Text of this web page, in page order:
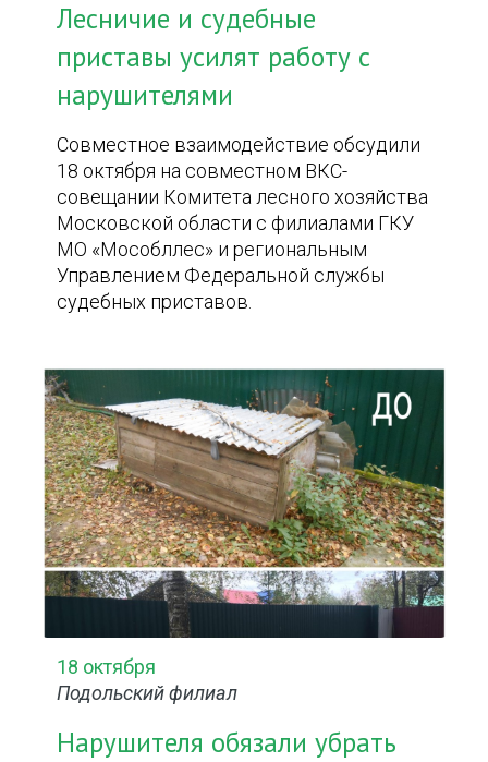
Лесничие и судебные
приставы усилят работу с
нарушителями
Совместное взаимодействие обсудили
18 октября на совместном ВКС-
совещании Комитета лесного хозяйства
Московской области с филиалами ГКУ
МО «Мособллес» и региональным
Управлением Федеральной службы
судебных приставов.
18 октября
Подольский филиал
Нарушителя обязали убрать